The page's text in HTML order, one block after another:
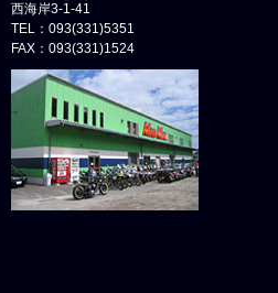
西海岸3-1-41
TEL：093(331)5351
FAX：093(331)1524